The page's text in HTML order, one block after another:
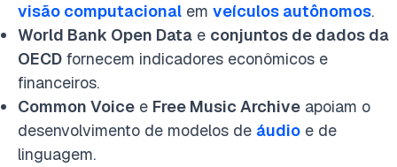
visão computacional em veículos autônomos.
World Bank Open Data e conjuntos de dados da
OECD fornecem indicadores econômicos e
financeiros.
Common Voice e Free Music Archive apoiam o
desenvolvimento de modelos de áudio e de
linguagem.